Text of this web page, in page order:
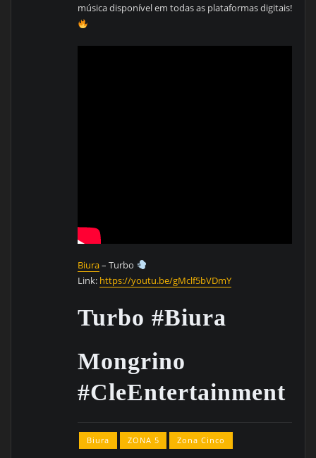
música disponível em todas as plataformas digitais!
Biura– Turbo
Link: https://youtu.be/gMclf5bVDmY
Turbo #Biura
Mongrino
#CleEntertainment
Biura ZONA 5 Zona Cinco